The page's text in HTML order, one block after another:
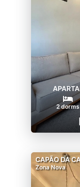
2 dorms
CAPÃO DA
Zona Nova